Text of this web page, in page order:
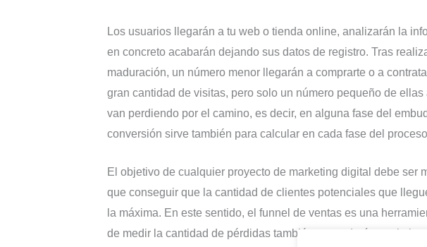
Los usuarios llegarán a tu web o tienda online, analizarán la
en concreto acabarán dejando sus datos de registro. Tras
maduración, un número menor llegarán a comprarte o a
gran cantidad de visitas, pero solo un número pequeño de
van perdiendo por el camino, es decir, en alguna fase del
conversión sirve también para calcular en cada fase del
El objetivo de cualquier proyecto de marketing digital debe ser
que conseguir que la cantidad de clientes potenciales que
la máxima. En este sentido, el funnel de ventas es una
de medir la cantidad de pérdidas también te ayudará a